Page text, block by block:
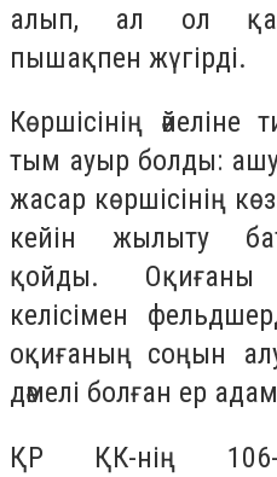
алып, ал ол
пышақпен жүгірді.
Көршісінің әйеліне
тым ауыр болды:
жасар көршісінің
кейін жылыту
қойды. Оқиғаны
келісімен
оқиғаның соңын
дәмелі болған ер
ҚР ҚК-нің 106-